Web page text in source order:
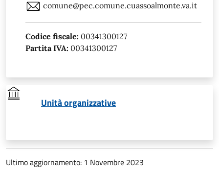
comune@pec.comune.cuassoalmonte.va.it
Codice fiscale: 00341300127
Partita IVA: 00341300127
Unità organizzative
Ultimo aggiornamento: 1 Novembre 2023